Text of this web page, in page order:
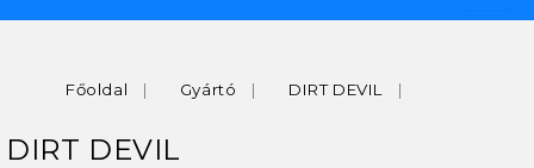
Főoldal Gyártó DIRT DEVIL
DIRT DEVIL